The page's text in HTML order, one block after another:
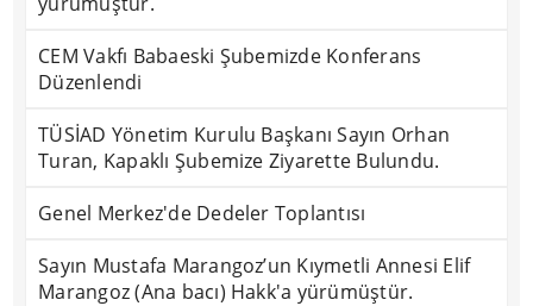
CEM Vakfı Babaeski Şubemizde Konferans
Düzenlendi
TÜSİAD Yönetim Kurulu Başkanı Sayın Orhan
Turan, Kapaklı Şubemize Ziyarette Bulundu.
Genel Merkez'de Dedeler Toplantısı
Sayın Mustafa Marangoz’un Kıymetli Annesi Elif
Marangoz (Ana bacı) Hakk'a yürümüştür.